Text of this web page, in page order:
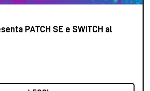
PATCH SE e SWITCH al